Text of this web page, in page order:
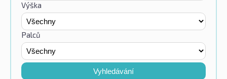
Výška
Palců
Vyhledávání